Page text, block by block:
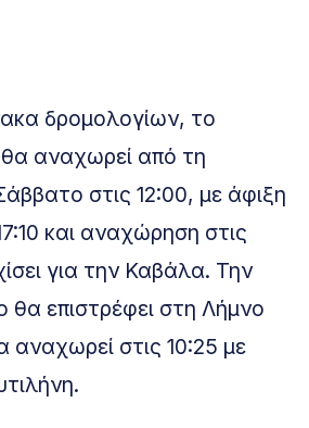
δρομολογίων, το
αναχωρεί από τη
στις 12:00, με άφιξη
και αναχώρηση στις
για την Καβάλα. Την
θα επιστρέφει στη Λήμνο
αναχωρεί στις 10:25 με